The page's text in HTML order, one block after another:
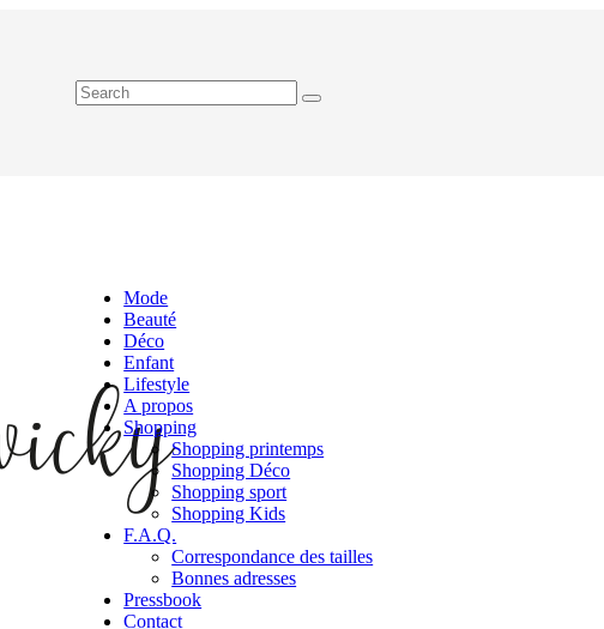
Mode
Beauté
Déco
Enfant
Lifestyle
A propos
Shopping
Shopping printemps
Shopping Déco
Shopping sport
Shopping Kids
F.A.Q.
Correspondance des tailles
Bonnes adresses
Pressbook
Contact